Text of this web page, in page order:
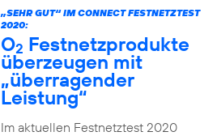
„SEHR GUT“ IM CONNECT FESTNETZTEST
2020:
O2 Festnetzprodukte
überzeugen mit
„überragender
Leistung“
Im aktuellen Festnetztest 2020